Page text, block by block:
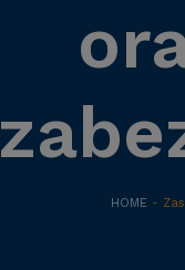
HOME-